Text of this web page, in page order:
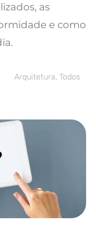
as
e como
Arquitetura, Todos